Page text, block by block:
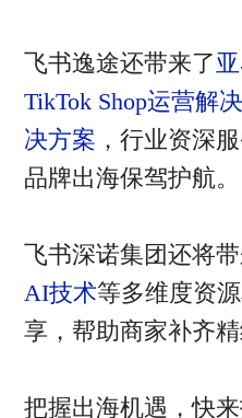
飞书逸途还带来了
TikTok Shop运营解
决方案 ，行业资深
品牌出海保驾护航。
飞书深诺集团还将
AI技术等多维度资
享，帮助商家补齐精
把握出海机遇，快来